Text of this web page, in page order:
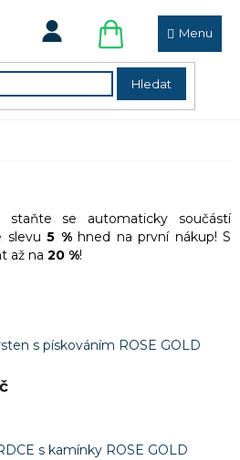
Hledat
NÁKUPNÍ
KOŠÍK
staňte se automaticky součástí
slevu5 %hned na první nákup! S
až na 20 %!
s pískováním ROSE GOLD
s kamínky ROSE GOLD